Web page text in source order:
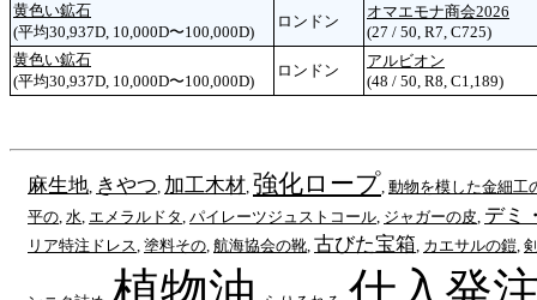
黄色い鉱石
(平均30,937D, 10,000D〜100,000D)
ロンドン
オマエモナ商会2026
(27 / 50, R7, C725)
黄色い鉱石
(平均30,937D, 10,000D〜100,000D)
ロンドン
アルビオン
(48 / 50, R8, C1,189)
麻生地 きやつ 加工木材 強化ロープ 動物を模した金細工
平の 水 エメラルドタ パイレーツジュストコール ジャガーの皮 デミ
リア特注ドレス 塗料その 航海協会の靴 古びた宝箱 カエサルの鎧